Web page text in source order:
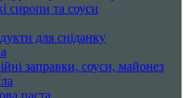
сиропи та соуси
для сніданку
заправки, соуси, майонез
паста